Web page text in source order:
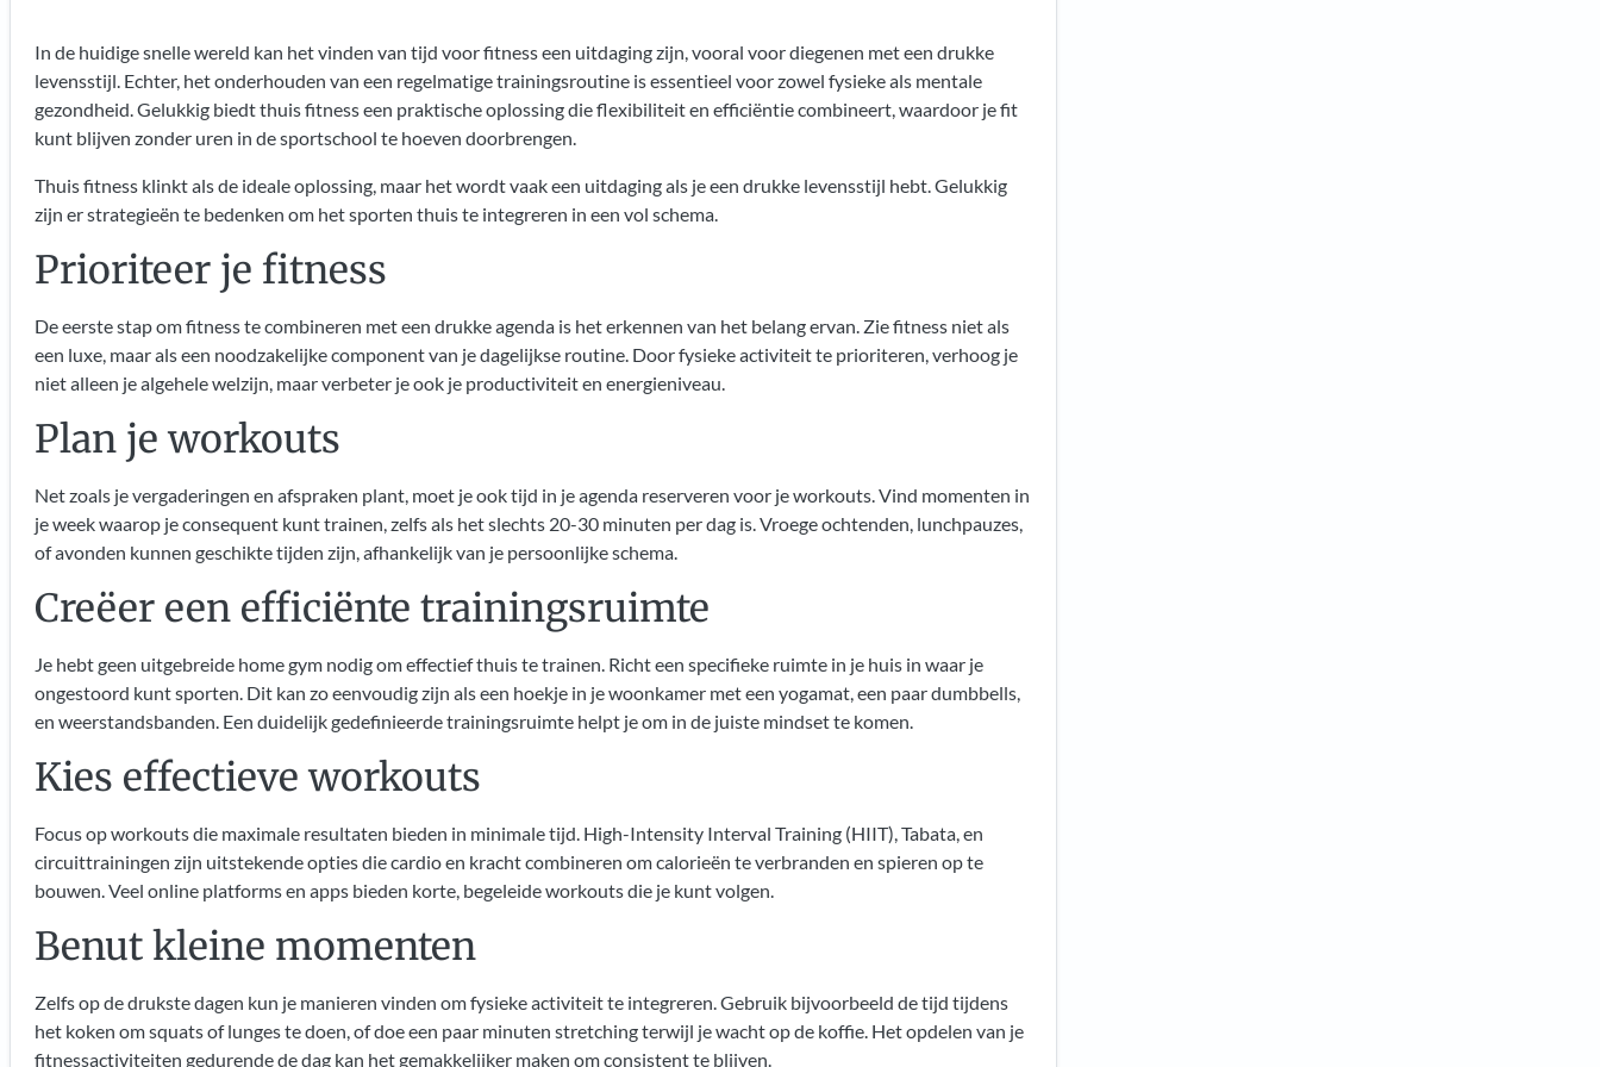
In de huidige snelle wereld kan het vinden van tijd voor fitness een uitdaging zijn, vooral voor diegenen met een drukke
levensstijl. Echter, het onderhouden van een regelmatige trainingsroutine is essentieel voor zowel fysieke als mentale
gezondheid. Gelukkig biedt thuis fitness een praktische oplossing die flexibiliteit en efficiëntie combineert, waardoor je fit
kunt blijven zonder uren in de sportschool te hoeven doorbrengen.
Thuis fitness klinkt als de ideale oplossing, maar het wordt vaak een uitdaging als je een drukke levensstijl hebt. Gelukkig
zijn er strategieën te bedenken om het sporten thuis te integreren in een vol schema.
Prioriteer je fitness
De eerste stap om fitness te combineren met een drukke agenda is het erkennen van het belang ervan. Zie fitness niet als
een luxe, maar als een noodzakelijke component van je dagelijkse routine. Door fysieke activiteit te prioriteren, verhoog je
niet alleen je algehele welzijn, maar verbeter je ook je productiviteit en energieniveau.
Plan je workouts
Net zoals je vergaderingen en afspraken plant, moet je ook tijd in je agenda reserveren voor je workouts. Vind momenten in
je week waarop je consequent kunt trainen, zelfs als het slechts 20-30 minuten per dag is. Vroege ochtenden, lunchpauzes,
of avonden kunnen geschikte tijden zijn, afhankelijk van je persoonlijke schema.
Creëer een efficiënte trainingsruimte
Je hebt geen uitgebreide home gym nodig om effectief thuis te trainen. Richt een specifieke ruimte in je huis in waar je
ongestoord kunt sporten. Dit kan zo eenvoudig zijn als een hoekje in je woonkamer met een yogamat, een paar dumbbells,
en weerstandsbanden. Een duidelijk gedefinieerde trainingsruimte helpt je om in de juiste mindsette komen.
Kies effectieve workouts
Focus op workouts die maximale resultaten bieden in minimale tijd. High-Intensity Interval Training (HIIT), Tabata, en
circuittrainingen zijn uitstekende opties die cardio en kracht combineren om calorieën te verbranden en spieren op te
bouwen. Veel online platforms en apps bieden korte, begeleide workouts die je kunt volgen.
Benut kleine momenten
Zelfs op de drukste dagen kun je manieren vinden om fysieke activiteit te integreren. Gebruik bijvoorbeeld de tijd tijdens
het koken om squats of lunges te doen, of doe een paar minuten stretching terwijl je wacht op de koffie. Het opdelen van je
fitnessactiviteiten gedurende de dag kan het gemakkelijker maken om consistent te blijven.